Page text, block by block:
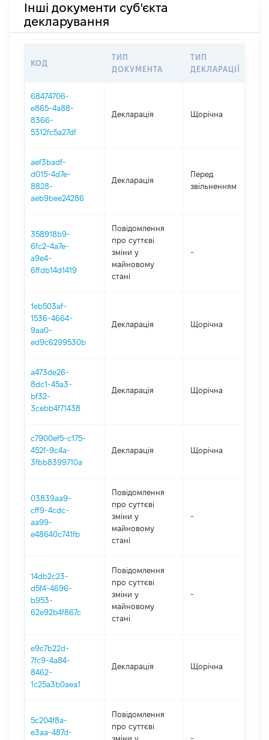
Інші документи суб'єкта
декларування
КОД
ТИП
ДОКУМЕНТА
ТИП
ДЕКЛАРАЦІЇ
68474706-
e865-4a88-
8366-
5312fc5a27df
Декларація Щорічна
aef3badf-
d015-4d7e-
8828-
aeb9bee24286
Декларація
Перед
звільненням
358918b9-
6fc2-4a7e-
a9e4-
6ffdb14d1419
Повідомлення
про суттєві
зміни y
майновому
стані
-
1eb503af-
1536-4664-
9aa0-
ed9c6299530b
Декларація Щорічна
a473de26-
8dc1-45a3-
bf32-
3cebb4f71438
Декларація Щорічна
c7900ef5-c175-
452f-9c4a-
3fbb8399710a
Декларація Щорічна
03839aa9-
cff9-4cdc-
aa99-
e48640c741fb
Повідомлення
про суттєві
зміни y
майновому
стані
-
14db2c23-
d5f4-4696-
b953-
62e92b4f867c
Повідомлення
про суттєві
зміни y
майновому
стані
-
e9c7b22d-
7fc9-4a84-
8462-
1c25a3b0aea1
Декларація Щорічна
5c204f8a-
e3aa-487d-
Повідомлення
про суттєві
зміни y
-